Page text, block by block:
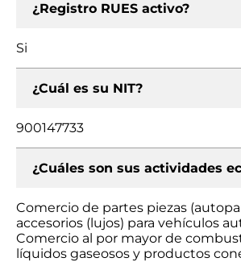
¿Registro RUES activo?
Si
¿Cuál es su NIT?
900147733
¿Cuáles son sus actividades
Comercio de partes piezas
accesorios (lujos) para vehículos
Comercio al por mayor de
líquidos gaseosos y productos